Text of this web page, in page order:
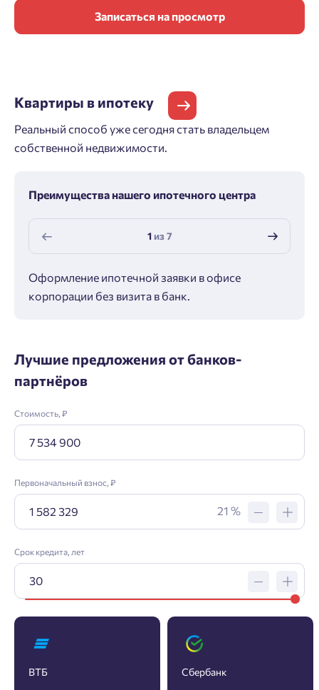
Записаться на просмотр
Квартиры в ипотеку
Реальный способ уже сегодня стать владельцем
собственной недвижимости.
Преимущества нашего ипотечного центра
1из7
Оформление ипотечной заявки в офисе
корпорации без визита в банк.
Лучшие предложения от банков-
партнёров
Стоимость, ₽
Первоначальный взнос, ₽
21 %
Срок кредита, лет
ВТБ Сбербанк
перезвоним.